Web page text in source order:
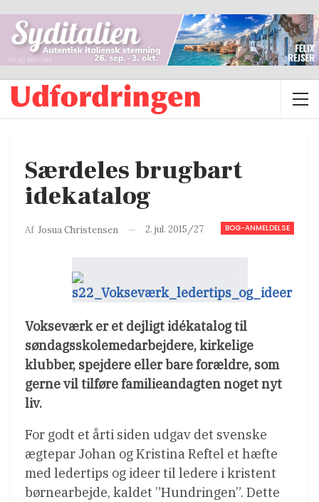
Særdeles brugbart
idekatalog
BOG-ANMELDELSE
Af Josua Christensen 2. jul. 2015/27
Vokseværk er et dejligt idékatalog til
søndagsskolemedarbejdere, kirkelige
klubber, spejdere eller bare forældre, som
gerne vil tilføre familieandagten noget nyt
liv.
For godt et årti siden udgav det svenske
ægtepar Johan og Kristina Reftel et hæfte
med ledertips og ideer til ledere i kristent
børnearbejde, kaldet ”Hundringen”. Dette